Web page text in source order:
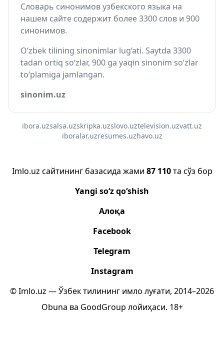
Словарь синонимов узбекского языка на
нашем сайте содержит более 3300 слов и 900
синонимов.
O‘zbek tilining sinonimlar lug‘ati. Saytda 3300
tadan ortiq so‘zlar, 900 ga yaqin sinonim so‘zlar
to‘plamiga jamlangan.
sinonim.uz
ibora.uzsalsa.uzskripka.uzslovo.uztelevision.uzvatt.uz
iboralar.uzresumes.uzhavo.uz
Imlo.uz сайтининг базасида жами 87 110та сўз бор
Yangi so‘z qo‘shish
Алоқа
Facebook
Telegram
Instagram
© Imlo.uz — Ўзбек тилининг имло луғати, 2014–2026
Obuna ва GoodGroup лойиҳаси. 18+